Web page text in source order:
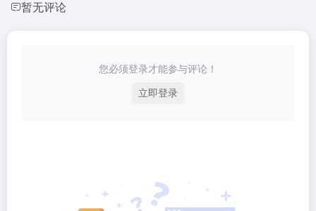
暂无评论
您必须登录才能参与评论！
立即登录